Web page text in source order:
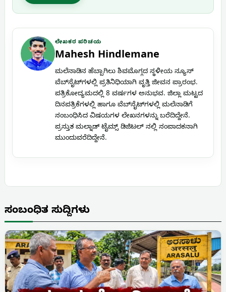
ಲೇಖಕರ ಪರಿಚಯ
Mahesh Hindlemane
ಮಲೆನಾಡಿನ ಹೆಬ್ಬಾಗಿಲು ಶಿವಮೊಗ್ಗದ ಸ್ಥಳೀಯ ನ್ಯೂಸ್
ವೆಬ್‌ಸೈಟ್‌ಗಳಲ್ಲಿ ಪ್ರತಿನಿಧಿಯಾಗಿ ವೃತ್ತಿ ಜೀವನ ಪ್ರಾರಂಭ.
ಪತ್ರಿಕೋದ್ಯಮದಲ್ಲಿ 8 ವರ್ಷಗಳ ಅನುಭವ. ಜಿಲ್ಲಾ ಮಟ್ಟದ
ದಿನಪತ್ರಿಕೆಗಳಲ್ಲಿ ಹಾಗೂ ವೆಬ್‌ಸೈಟ್‌ಗಳಲ್ಲಿ ಮಲೆನಾಡಿಗೆ
ಸಂಬಂಧಿಸಿದ ವಿಷಯಗಳ ಲೇಖನಗಳನ್ನು ಬರೆದಿದ್ದೇನೆ.
ಪ್ರಸ್ತುತ ಮಲ್ನಾಡ್ ಟೈಮ್ಸ್ ಡಿಜಿಟಲ್ ನಲ್ಲಿ ಸಂಪಾದಕನಾಗಿ
ಮುಂದುವರೆದಿದ್ದೇನೆ.
ಸಂಬಂಧಿತ ಸುದ್ದಿಗಳು